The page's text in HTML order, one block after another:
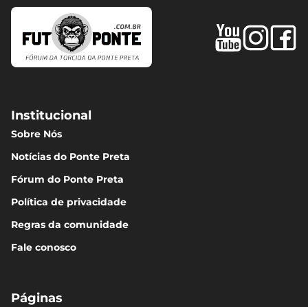
Institucional
Sobre Nós
Notícias do Ponte Preta
Fórum do Ponte Preta
Política de privacidade
Regras da comunidade
Fale conosco
Páginas